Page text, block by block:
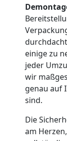
einige zu
jeder
wir
genau auf
sind.
Die
am
Wiener
Wiener